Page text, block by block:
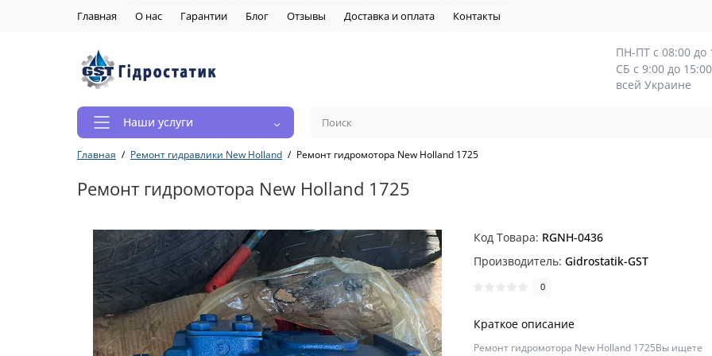
Главная О нас Гарантии Блог Отзывы Доставка и оплата Контакты
ПН-ПТ с 08:00 до
СБ с 9:00 до
всей Украине
Наши услуги
Главная Ремонт гидравлики New Holland Ремонт гидромотора New Holland 1725
Ремонт гидромотора New Holland 1725
Код Товара: RGNH-0436
Производитель:Gidrostatik-GST
0
Краткое описание
Ремонт гидромотора New Holland 1725Вы ищете